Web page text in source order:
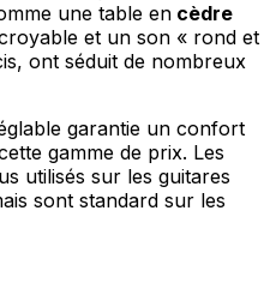
une table en cèdre
et un son « rond et
ont séduit de nombreux
garantie un confort
gamme de prix. Les
utilisés sur les guitares
sont standard sur les